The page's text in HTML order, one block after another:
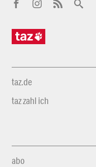
taz.de
taz zahl ich
abo